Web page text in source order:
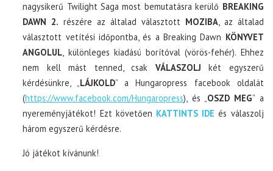
nagysikerű Twilight Saga most bemutatásra kerülő BREAKING
DAWN 2. részére az általad választott MOZIBA, az általad
választott vetítési időpontba, és a Breaking Dawn KÖNYVET
ANGOLUL, különleges kiadású borítóval (vörös-fehér). Ehhez
nem kell mást tenned, csak VÁLASZOLJ két egyszerű
kérdésünkre, „LÁJKOLD” a Hungaropress facebook oldalát
(https://www.facebook.com/Hungaropress), és „OSZD MEG” a
nyereményjátékot! Ezt követően KATTINTS IDE és válaszolj
három egyszerű kérdésre.
Jó játékot kívánunk!